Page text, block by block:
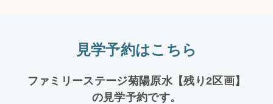
見学予約はこちら
ファミリーステージ菊陽原水【残り2区画】
の見学予約です。